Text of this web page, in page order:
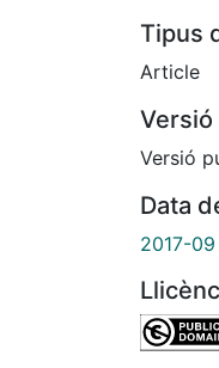
Tipus
Article
Versió
Versió
Data
2017-09